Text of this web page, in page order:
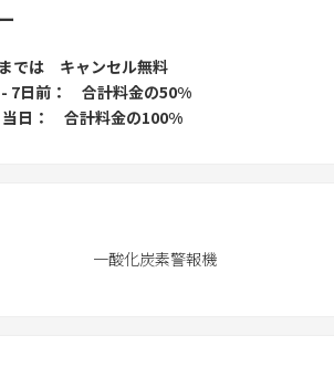
までは
キャンセル無料
7日前
合計料金の50%
日
合計料金の100%
一酸化炭素警報機